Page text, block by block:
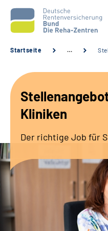
Unsere Kliniken
Sozialdienste &
Erweiterte Suche
Startseite …
Kliniken
Der richtige Job für